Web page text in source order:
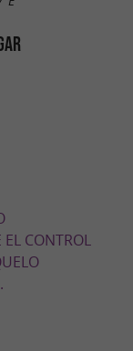
EL CONTROL